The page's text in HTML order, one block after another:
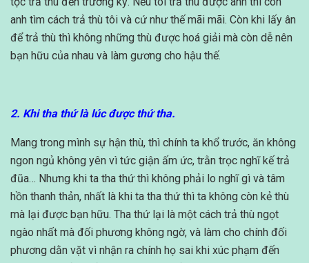
anh tìm cách trả thù tôi và cứ như thế mãi mãi. Còn khi lấy ân
để trả thù thì không những thù được hoá giải mà còn dễ nên
bạn hữu của nhau và làm gương cho hậu thế.
2. Khi tha thứ là lúc được thứ tha.
Mang trong mình sự hận thù, thì chính ta khổ trước, ăn không
ngon ngủ không yên vì tức giận ấm ức, trằn trọc nghĩ kế trả
đũa… Nhưng khi ta tha thứ thì không phải lo nghĩ gì và tâm
hồn thanh thản, nhất là khi ta tha thứ thì ta không còn kẻ thù
mà lại được bạn hữu. Tha thứ lại là một cách trả thù ngọt
ngào nhất mà đối phương không ngờ, và làm cho chính đối
phương dằn vặt vì nhận ra chính họ sai khi xúc phạm đến